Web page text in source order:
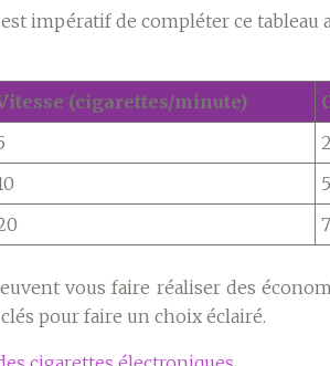
impératif de compléter ce
(cigarettes/minute)
vous faire réaliser des
pour faire un choix éclairé.